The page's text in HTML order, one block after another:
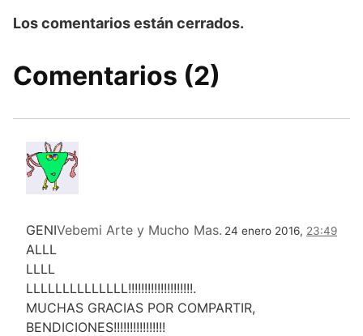
Los comentarios están cerrados.
Comentarios (2)
Vebemi Arte y Mucho Mas. 24 enero 2016, 23:49
GENI
ALLL
LLLL
LLLLLLLLLLLLLL!!!!!!!!!!!!!!!!!!!!.
MUCHAS GRACIAS POR COMPARTIR,
BENDICIONES!!!!!!!!!!!!!!!!